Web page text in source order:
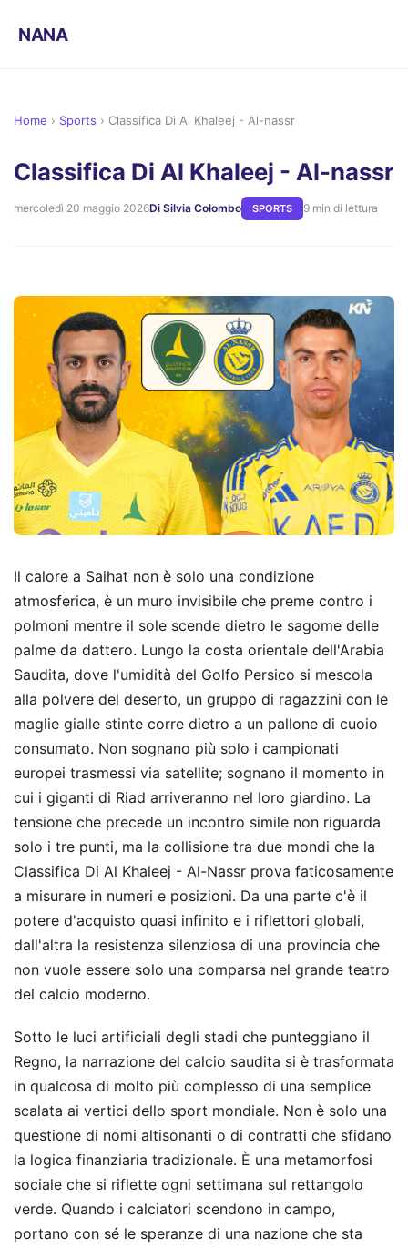
NANA
Home › Sports › Classifica Di Al Khaleej - Al-nassr
Classifica Di Al Khaleej - Al-nassr
mercoledì 20 maggio 2026Di Silvia Colombo SPORTS 9 min di lettura
Il calore a Saihat non è solo una condizione
atmosferica, è un muro invisibile che preme contro i
polmoni mentre il sole scende dietro le sagome delle
palme da dattero. Lungo la costa orientale dell'Arabia
Saudita, dove l'umidità del Golfo Persico si mescola
alla polvere del deserto, un gruppo di ragazzini con le
maglie gialle stinte corre dietro a un pallone di cuoio
consumato. Non sognano più solo i campionati
europei trasmessi via satellite; sognano il momento in
cui i giganti di Riad arriveranno nel loro giardino. La
tensione che precede un incontro simile non riguarda
solo i tre punti, ma la collisione tra due mondi che la
Classifica Di Al Khaleej - Al-Nassr prova faticosamente
a misurare in numeri e posizioni. Da una parte c'è il
potere d'acquisto quasi infinito e i riflettori globali,
dall'altra la resistenza silenziosa di una provincia che
non vuole essere solo una comparsa nel grande teatro
del calcio moderno.
Sotto le luci artificiali degli stadi che punteggiano il
Regno, la narrazione del calcio saudita si è trasformata
in qualcosa di molto più complesso di una semplice
scalata ai vertici dello sport mondiale. Non è solo una
questione di nomi altisonanti o di contratti che sfidano
la logica finanziaria tradizionale. È una metamorfosi
sociale che si riflette ogni settimana sul rettangolo
verde. Quando i calciatori scendono in campo,
portano con sé le speranze di una nazione che sta